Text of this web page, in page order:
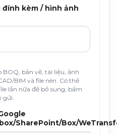
đính kèm / hình ảnh
bản vẽ, tài liệu, ảnh
BIM và file nén. Có thể
lần nữa để bổ sung, bấm
gửi.
SharePoint/Box/